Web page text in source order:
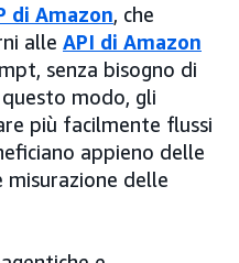
di Amazon, che
alle API di Amazon
senza bisogno di
modo, gli
più facilmente flussi
appieno delle
delle